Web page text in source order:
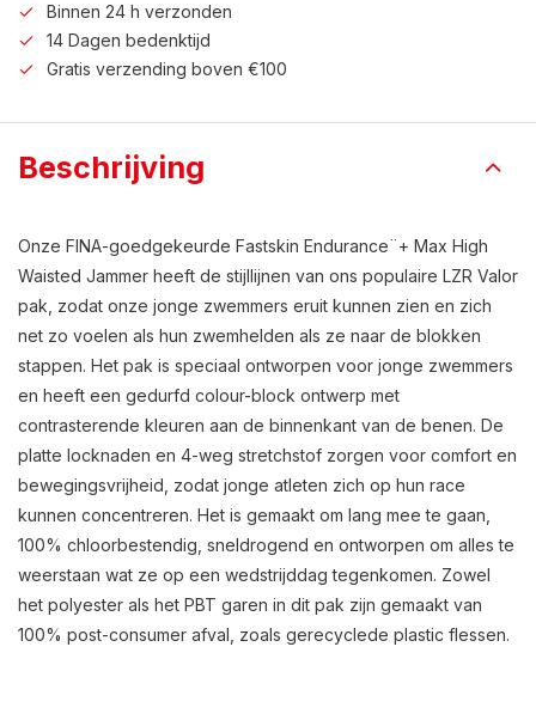
Binnen 24 h verzonden
14 Dagen bedenktijd
Gratis verzending boven €100
Beschrijving
Onze FINA-goedgekeurde Fastskin Endurance¨+ Max High
Waisted Jammer heeft de stijllijnen van ons populaire LZR Valor
pak, zodat onze jonge zwemmers eruit kunnen zien en zich
net zo voelen als hun zwemhelden als ze naar de blokken
stappen. Het pak is speciaal ontworpen voor jonge zwemmers
en heeft een gedurfd colour-block ontwerp met
contrasterende kleuren aan de binnenkant van de benen. De
platte locknaden en 4-weg stretchstof zorgen voor comfort en
bewegingsvrijheid, zodat jonge atleten zich op hun race
kunnen concentreren. Het is gemaakt om lang mee te gaan,
100% chloorbestendig, sneldrogend en ontworpen om alles te
weerstaan wat ze op een wedstrijddag tegenkomen. Zowel
het polyester als het PBT garen in dit pak zijn gemaakt van
100% post-consumer afval, zoals gerecyclede plastic flessen.